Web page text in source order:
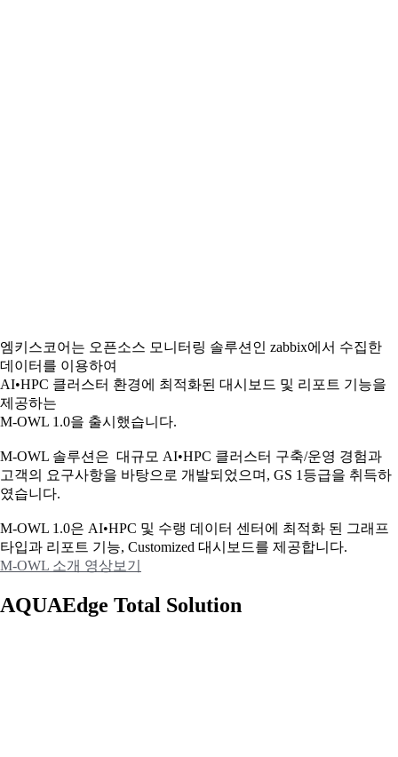
엠키스코어는 오픈소스 모니터링 솔루션인 zabbix에서 수집한
데이터를 이용하여
AI•HPC 클러스터 환경에 최적화된 대시보드 및 리포트 기능을
제공하는
M-OWL 1.0을 출시했습니다.
M-OWL 솔루션은 대규모 AI•HPC 클러스터 구축/운영 경험과
고객의 요구사항을 바탕으로 개발되었으며, GS 1등급을 취득하
였습니다.
M-OWL 1.0은 AI•HPC 및 수랭 데이터 센터에 최적화 된 그래프
타입과 리포트 기능, Customized 대시보드를 제공합니다.
M-OWL 소개 영상보기
AQUAEdge Total Solution